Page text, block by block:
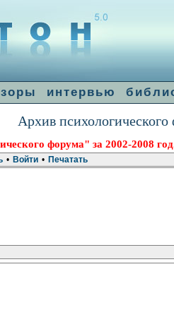
интервью
Архив
форума" за 2002-2008
• Войти • Печатать